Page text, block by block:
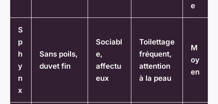
e
S
p
h
y
n
x
Sans poils,
duvet fin
Sociabl
e,
affectu
eux
Toilettage
fréquent,
attention
à la peau
M
oy
en